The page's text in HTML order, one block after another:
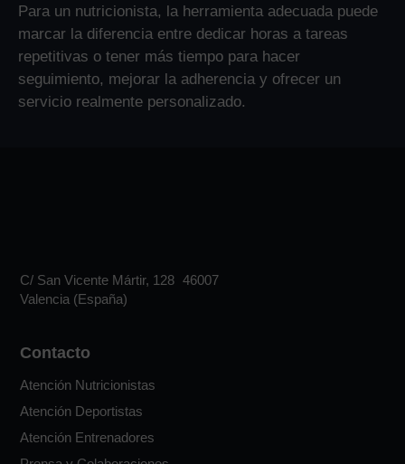
Para un nutricionista, la herramienta adecuada puede
marcar la diferencia entre dedicar horas a tareas
repetitivas o tener más tiempo para hacer
seguimiento, mejorar la adherencia y ofrecer un
servicio realmente personalizado.
C/ San Vicente Mártir, 128 46007
Valencia (España)
Contacto
Atención Nutricionistas
Atención Deportistas
Atención Entrenadores